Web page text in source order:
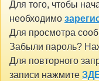
Для того, чтобы
необходимо
Для просмотра
Забыли пароль?
Для повторного
записи нажмите